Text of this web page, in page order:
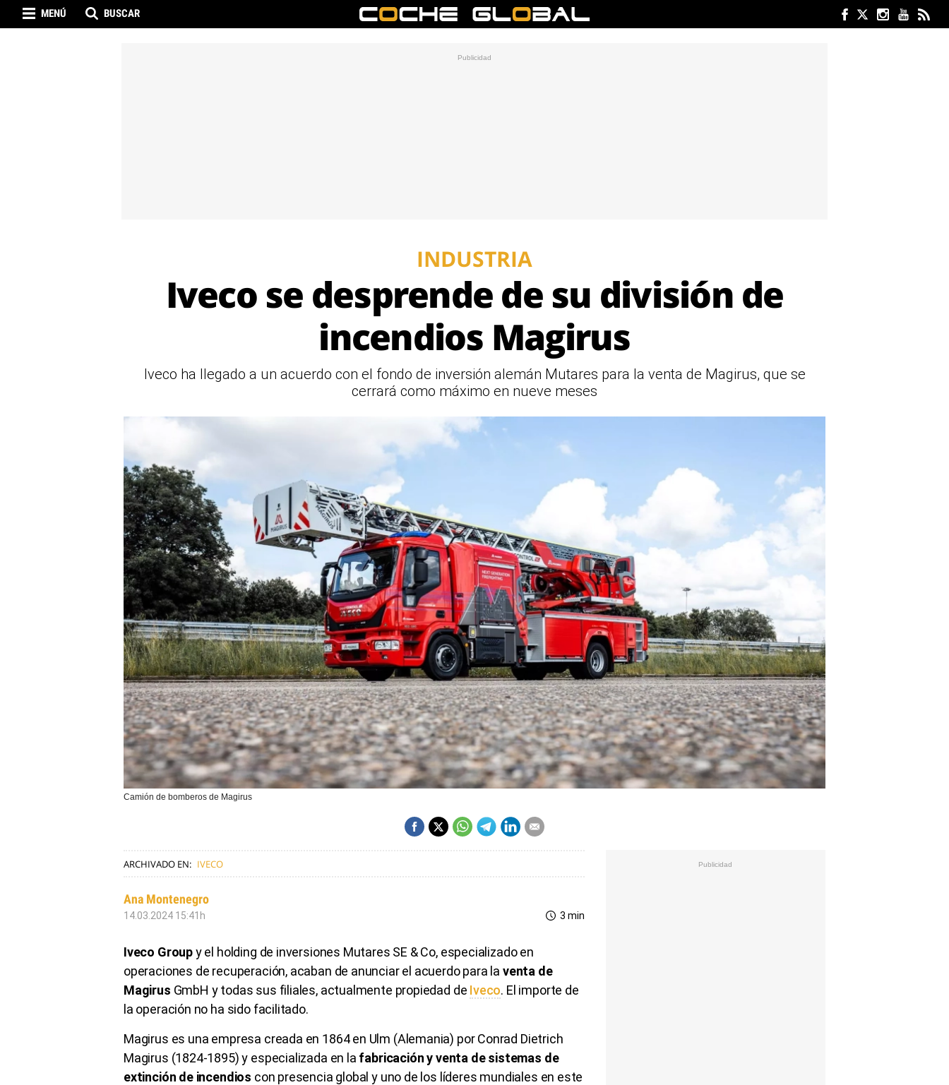
MENÚ BUSCAR
INDUSTRIA
Iveco se desprende de su división de
incendios Magirus
Iveco ha llegado a un acuerdo con el fondo de inversión alemán Mutares para la venta de Magirus, que se
cerrará como máximo en nueve meses
Camión de bomberos de Magirus
ARCHIVADO EN: IVECO
Ana Montenegro
14.03.2024 15:41h 3 min
Iveco Groupy el holding de inversiones Mutares SE & Co, especializado en
operaciones de recuperación, acaban de anunciar el acuerdo para la venta de
Magirus GmbH y todas sus filiales, actualmente propiedad de Iveco. El importe de
la operación no ha sido facilitado.
Magirus es una empresa creada en 1864 en Ulm (Alemania) por Conrad Dietrich
Magirus (1824-1895) y especializada en la fabricación y venta de sistemas de
extinción de incendios con presencia global y uno de los líderes mundiales en este